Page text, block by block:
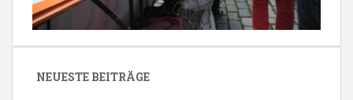
NEUESTE BEITRÄGE